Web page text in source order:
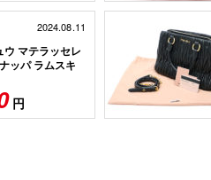
2024.08.11
ウ マテラッセレ
ッパ ラムスキ
円